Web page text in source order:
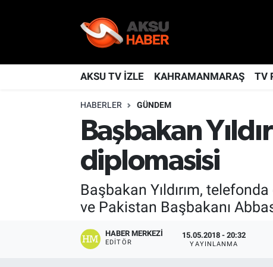
AKSU TV İZLE KAHRAMANMARAŞ TV
HABERLER GÜNDEM
Başbakan
diplomasisi
Başbakan Yıldırım,
ve Pakistan Başbakanı
HABER MERKEZI
EDITÖR
15.05.2018 - 20:32
YAYINLANMA
KAHRAMANMARAŞ
Nöbetçi Eczaneler
Hava Durumu
Kahramanmaraş Namaz Vakitleri
Trafik Durumu
TFF 2.Lig Kırmızı Grup Puan Durumu ve Fikstür
Tüm Manşetler
Son Dakika Haberleri